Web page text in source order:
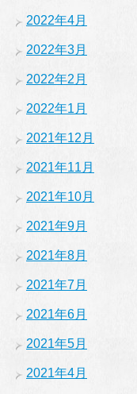
2022年4月
2022年3月
2022年2月
2022年1月
2021年12月
2021年11月
2021年10月
2021年9月
2021年8月
2021年7月
2021年6月
2021年5月
2021年4月